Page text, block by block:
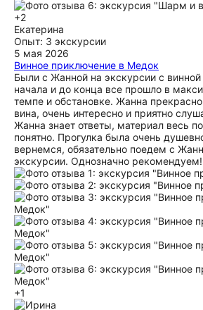
ещё
+2
Екатерина
Опыт: 3 экскурсии
5 мая 2026
Винное приключение в Медок
Были с Жанной на экскурсии с
начала и до конца все прошло в
темпе и обстановке. Жанна
вина, очень интересно и приятно
Жанна знает ответы, материал весь
понятно. Прогулка была очень
вернемся, обязательно поедем с
экскурсии. Однозначно рекомендуем!
+1